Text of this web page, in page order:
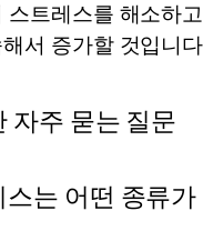
스트레스를 해소하
서 증가할 것입니
자주 묻는 질문
스는 어떤 종류가